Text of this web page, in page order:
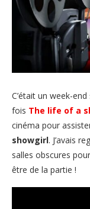
C’était un week-
fois The life of a
cinéma pour
showgirl. J’avais
salles obscures
être de la partie !